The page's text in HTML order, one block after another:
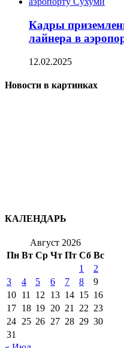
Кадры
лайнера в
12.02.2025
Новости в картинках
КАЛЕНДАРЬ
Август 2026
Пн Вт Ср Чт Пт Сб Вс
1
2
3
4 5 6 7 8
9
10 11 12 13 14 15 16
17 18 19 20 21 22 23
24 25 26 27 28 29 30
31